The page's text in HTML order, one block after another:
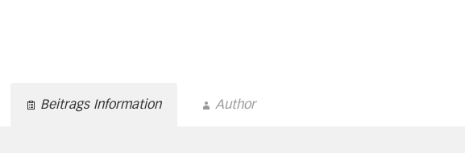
Beitrags Information Author